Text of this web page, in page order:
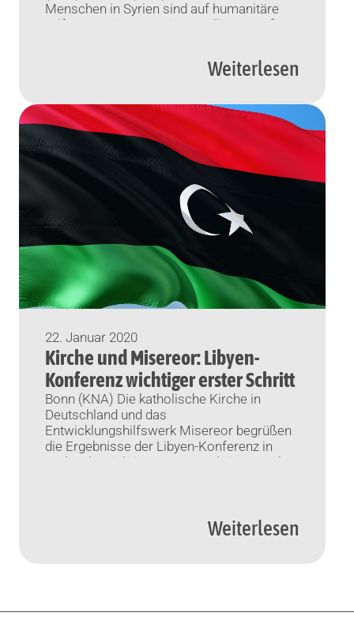
Menschen in Syrien sind auf humanitäre
Hilfe angewiesen, weitere Millionen außer
noch immer wird in dem ausgebluteten
Land gekämpft. Am Montag schlägt der
Geschäftsführer des katholischen
Entwicklungshilfswerks […]
Weiterlesen
22. Januar 2020
Kirche und Misereor: Libyen-
Konferenz wichtiger erster Schritt
Bonn (KNA) Die katholische Kirche in
Deutschland und das
Entwicklungshilfswerk Misereor begrüßen
die Ergebnisse der Libyen-Konferenz in
Berlin als wichtigen ersten Schritt zu mehr
Weiterlesen